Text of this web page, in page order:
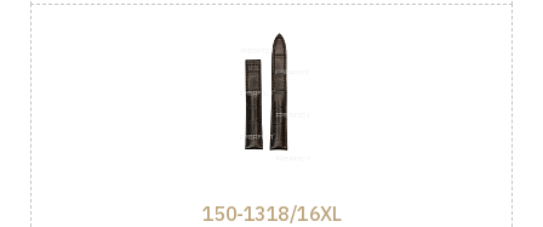
150-1318/16XL